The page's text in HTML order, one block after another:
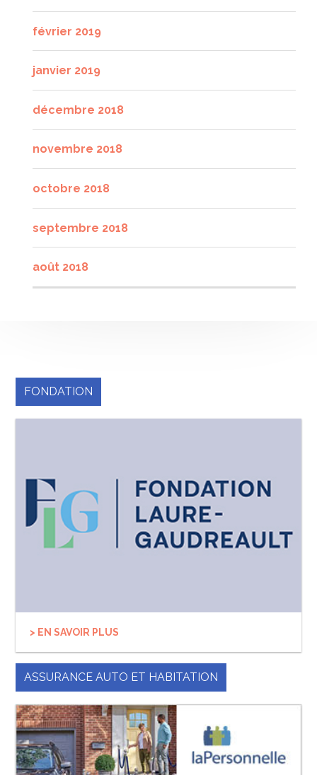
février 2019
janvier 2019
décembre 2018
novembre 2018
octobre 2018
septembre 2018
août 2018
FONDATION
> EN SAVOIR PLUS
ASSURANCE AUTO ET HABITATION